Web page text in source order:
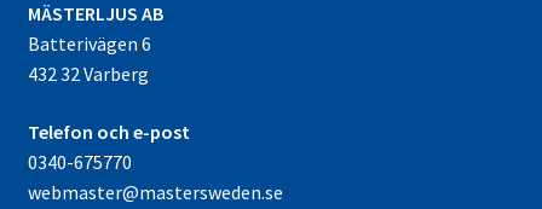
MÄSTERLJUS AB
Batterivägen 6
432 32 Varberg
Telefon och e-post
0340-675770
webmaster@mastersweden.se